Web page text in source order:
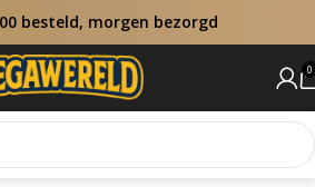
besteld, morgen bezorgd
0